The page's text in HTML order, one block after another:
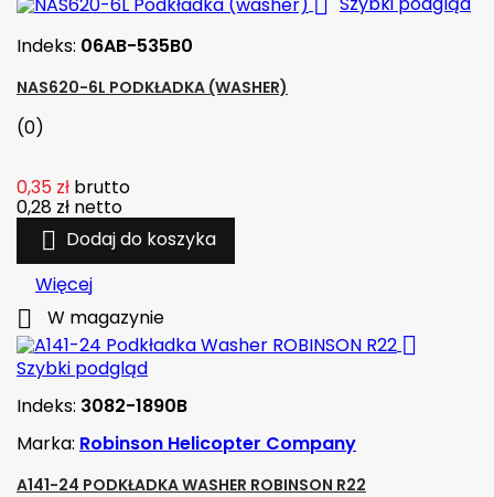
Indeks: 06AB-535B0
NAS620-6L PODKŁADKA (WASHER)
(0)
0,35 zł brutto
0,28 zł netto
 Dodaj do koszyka
Więcej
 W magazynie

Szybki podgląd
Indeks: 3082-1890B
Marka: Robinson Helicopter Company
A141-24 PODKŁADKA WASHER ROBINSON R22